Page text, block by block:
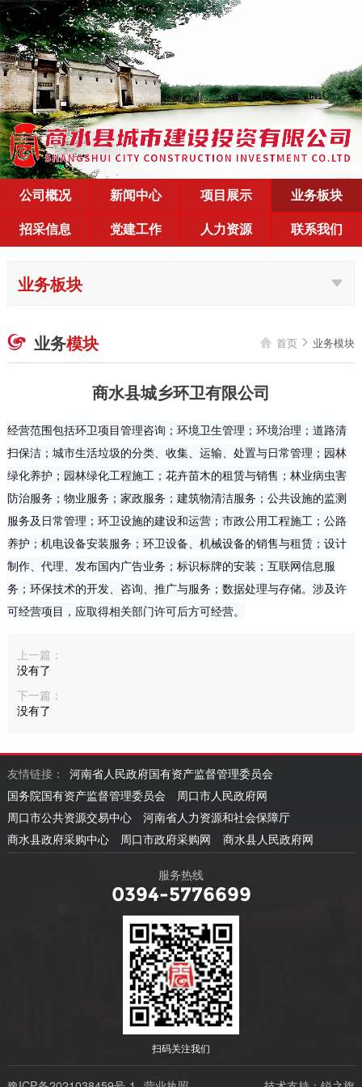
公司概况 新闻中心 项目展示
业务板块
招采信息
党建工作 人力资源 联系我们
业务板块
 业务模块  首页  业务模块
商水县城乡环卫有限公司
经营范围包括环卫项目管理咨询；环境卫生管理；环境治理；道路清
扫保洁；城市生活垃圾的分类、收集、运输、处置与日常管理；园林
绿化养护；园林绿化工程施工；花卉苗木的租赁与销售；林业病虫害
防治服务；物业服务；家政服务；建筑物清洁服务；公共设施的监测
服务及日常管理；环卫设施的建设和运营；市政公用工程施工；公路
养护；机电设备安装服务；环卫设备、机械设备的销售与租赁；设计
制作、代理、发布国内广告业务；标识标牌的安装；互联网信息服
务；环保技术的开发、咨询、推广与服务；数据处理与存储。涉及许
可经营项目，应取得相关部门许可后方可经营。
上一篇：
没有了
下一篇：
没有了
友情链接：
河南省人民政府国有资产监督管理委员会
国务院国有资产监督管理委员会
周口市人民政府网
周口市公共资源交易中心
河南省人力资源和社会保障厅
商水县政府采购中心
周口市政府采购网 商水县人民政府网
服务热线
0394-5776699
扫码关注我们